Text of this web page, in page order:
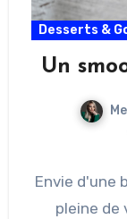
Desserts &
Un
Envie d'une
pleine de